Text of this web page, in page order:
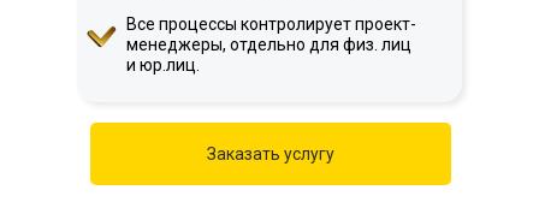
Все процессы контролирует проект-
менеджеры, отдельно для физ. лиц
и юр.лиц.
Заказать услугу